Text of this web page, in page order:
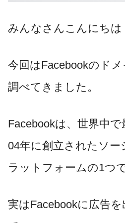
みんなさんこんにちは
今回はFacebookのド
調べてきました。
Facebookは、世界中
04年に創立されたソ
ラットフォームの1つで
実はFacebookに広告